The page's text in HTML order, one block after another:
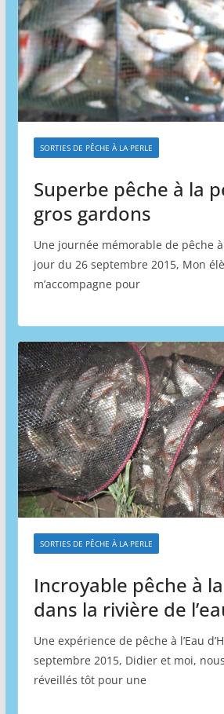
SORTIES DE PÊCHE À LA PERLE
Superbe pêche à la
gros gardons
Une journée mémorable de pêche
jour du 26 septembre 2015, Mon
m’accompagne pour
SORTIES DE PÊCHE À LA PERLE
Incroyable pêche à
dans la rivière de
Une expérience de pêche à l’Eau
septembre 2015, Didier et moi,
réveillés tôt pour une